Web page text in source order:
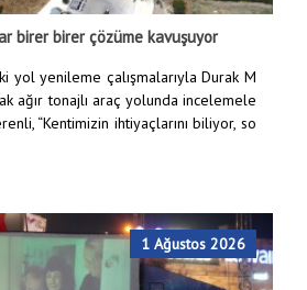
birer birer çözüme kavuşuyor
yol yenileme çalışmalarıyla Durak M
ağır tonajlı araç yolunda incelemele
“Kentimizin ihtiyaçlarını biliyor, so
1 Ağustos 2026